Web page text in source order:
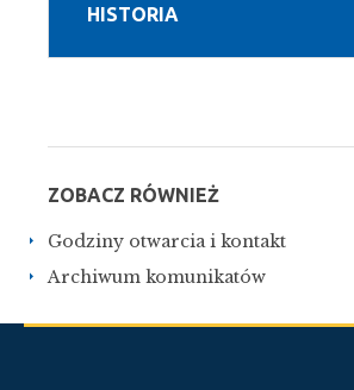
HISTORIA
ZOBACZ RÓWNIEŻ
Godziny otwarcia i kontakt
Archiwum komunikatów